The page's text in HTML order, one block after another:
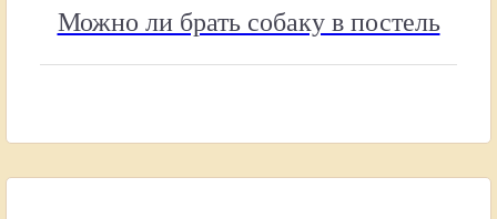
Можно ли брать собаку в постель